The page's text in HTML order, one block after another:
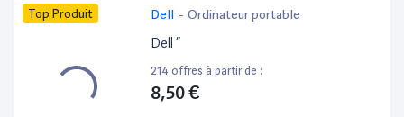
Top Produit Dell - Ordinateur portable
Dell ”
214 offres à partir de :
8,50 €